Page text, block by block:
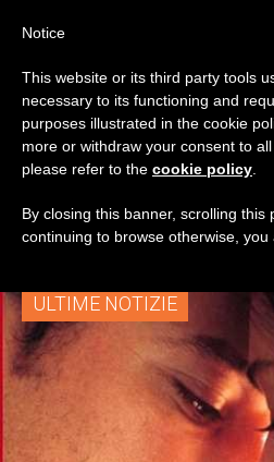
TAG
Posts
‘Gabriele
ULTIME NOTIZIE
Notice
This website or its third party tools
necessary to its functioning and
purposes illustrated in the cookie
more or withdraw your consent to
please refer to the cookie policy
By closing this banner, scrolling this
continuing to browse otherwise, you